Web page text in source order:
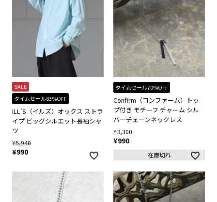
SALE
タイムセール83%OFF
ILL'S（イルズ）オックス ストラ
イプ ビッグシルエット長袖シャ
ツ
¥5,940
¥990
タイムセール70%OFF
Confirm（コンファーム）トッ
プ付き モチーフ チャーム シル
バーチェーンネックレス
¥3,300
¥990
在庫切れ